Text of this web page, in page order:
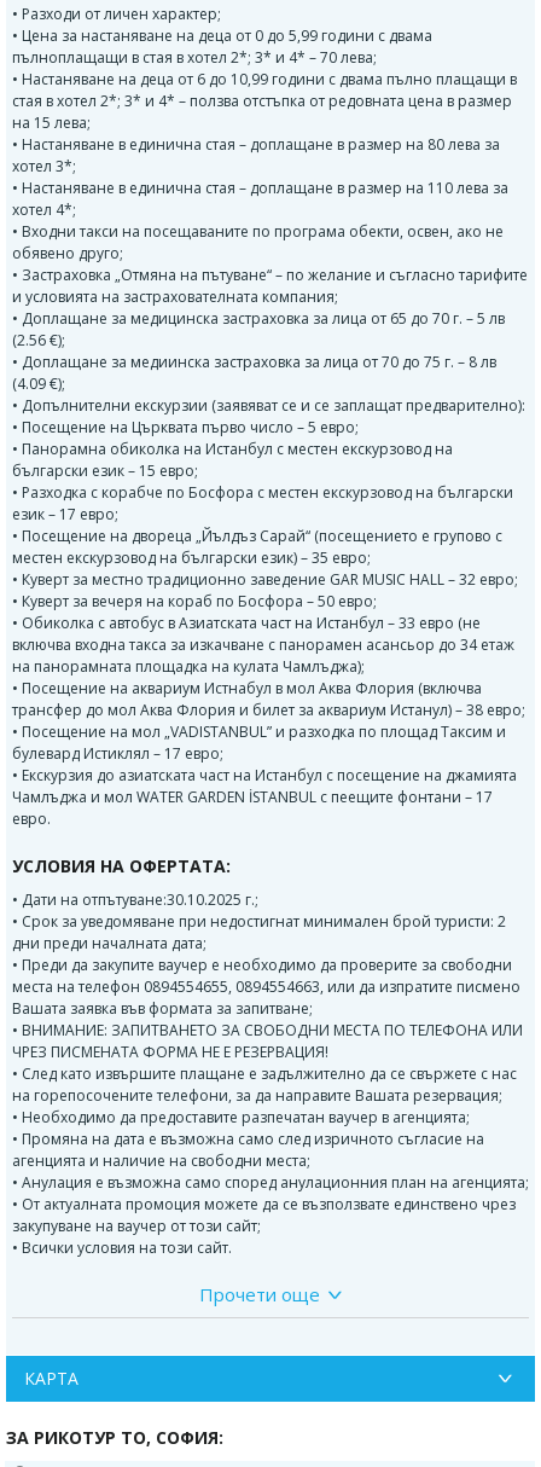
• Разходи от личен характер;
• Цена за настаняване на деца от 0 до 5,99 години с двама
пълноплащащи в стая в хотел 2*; 3* и 4* – 70 лева;
• Настаняване на деца от 6 до 10,99 години с двама пълно плащащи в
стая в хотел 2*; 3* и 4* – ползва отстъпка от редовната цена в размер
на 15 лева;
• Настаняване в единична стая – доплащане в размер на 80 лева за
хотел 3*;
• Настаняване в единична стая – доплащане в размер на 110 лева за
хотел 4*;
• Входни такси на посещаваните по програма обекти, освен, ако не
обявено друго;
• Застраховка „Отмяна на пътуване“ – по желание и съгласно тарифите
и условията на застрахователната компания;
• Доплащане за медицинска застраховка за лица от 65 до 70 г. – 5 лв
(2.56 €);
• Доплащане за медиинска застраховка за лица от 70 до 75 г. – 8 лв
(4.09 €);
• Допълнителни екскурзии (заявяват се и се заплащат предварително):
• Посещение на Църквата първо число – 5 евро;
• Панорамна обиколка на Истанбул с местен екскурзовод на
български език – 15 евро;
• Разходка с корабче по Босфора с местен екскурзовод на български
език – 17 евро;
• Посещение на двореца „Йълдъз Сарай“ (посещението е групово с
местен екскурзовод на български език) – 35 евро;
• Куверт за местно традиционно заведение GAR MUSIC HALL – 32 евро;
• Куверт за вечеря на кораб по Босфора – 50 евро;
• Обиколка с автобус в Азиатската част на Истанбул – 33 евро (не
включва входна такса за изкачване с панорамен асансьор до 34 етаж
на панорамната площадка на кулата Чамлъджа);
• Посещение на аквариум Истнабул в мол Аква Флория (включва
трансфер до мол Аква Флория и билет за аквариум Истанул) – 38 евро;
• Посещение на мол „VADISTANBUL” и разходка по площад Таксим и
булевард Истиклял – 17 евро;
• Екскурзия до азиатската част на Истанбул с посещение на джамията
Чамлъджа и мол WATER GARDEN İSTANBUL с пеещите фонтани – 17
евро.
УСЛОВИЯ НА ОФЕРТАТА:
• Дати на отпътуване:30.10.2025 г.;
• Срок за уведомяване при недостигнат минимален брой туристи: 2
дни преди началната дата;
• Преди да закупите ваучер е необходимо да проверите за свободни
места на телефон 0894554655, 0894554663, или да изпратите писмено
Вашата заявка във формата за запитване;
• ВНИМАНИЕ: ЗАПИТВАНЕТО ЗА СВОБОДНИ МЕСТА ПО ТЕЛЕФОНА ИЛИ
ЧРЕЗ ПИСМЕНАТА ФОРМА НЕ Е РЕЗЕРВАЦИЯ!
• След като извършите плащане е задължително да се свържете с нас
на горепосочените телефони, за да направите Вашата резервация;
• Необходимо да предоставите разпечатан ваучер в агенцията;
• Промяна на дата е възможна само след изричното съгласие на
агенцията и наличие на свободни места;
• Анулация е възможна само според анулационния план на агенцията;
• От актуалната промоция можете да се възползвате единствено чрез
закупуване на ваучер от този сайт;
• Всички условия на този сайт.
ЦАРИГРАД- КОНСТАНТИНОПОЛ- ИСТАНБУЛ - ВЕЛИЧЕСТВЕНИЯ
МЕГАПОЛИС НА АЗИЯ И ЕВРОПАГРАД НА ДВА КОНТИНЕНТА!
ПРОГРАМА НА ЕКСКУРЗИЯТА:
1 ден: София - Истанбул
Прочети още
КАРТА
ЗА РИКОТУР TO, СОФИЯ: